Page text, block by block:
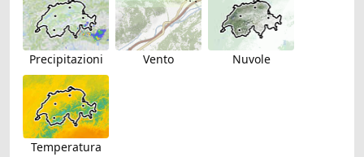
Precipitazioni Vento Nuvole
Temperatura